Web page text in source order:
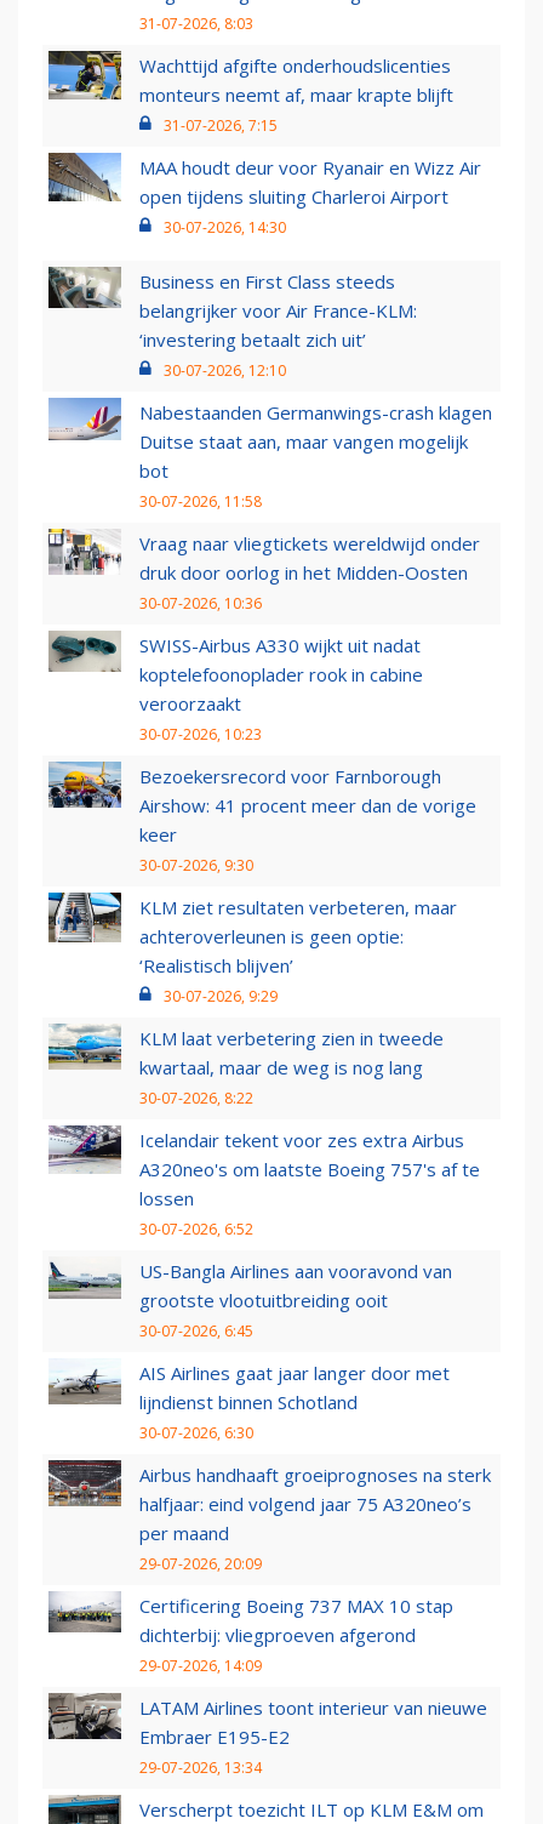
31-07-2026, 8:03
Wachttijd afgifte onderhoudslicenties
monteurs neemt af, maar krapte blijft
31-07-2026, 7:15
MAA houdt deur voor Ryanair en Wizz Air
open tijdens sluiting Charleroi Airport
30-07-2026, 14:30
Business en First Class steeds
belangrijker voor Air France-KLM:
‘investering betaalt zich uit’
30-07-2026, 12:10
Nabestaanden Germanwings-crash klagen
Duitse staat aan, maar vangen mogelijk
bot
30-07-2026, 11:58
Vraag naar vliegtickets wereldwijd onder
druk door oorlog in het Midden-Oosten
30-07-2026, 10:36
SWISS-Airbus A330 wijkt uit nadat
koptelefoonoplader rook in cabine
veroorzaakt
30-07-2026, 10:23
Bezoekersrecord voor Farnborough
Airshow: 41 procent meer dan de vorige
keer
30-07-2026, 9:30
KLM ziet resultaten verbeteren, maar
achteroverleunen is geen optie:
‘Realistisch blijven’
30-07-2026, 9:29
KLM laat verbetering zien in tweede
kwartaal, maar de weg is nog lang
30-07-2026, 8:22
Icelandair tekent voor zes extra Airbus
A320neo's om laatste Boeing 757's af te
lossen
30-07-2026, 6:52
US-Bangla Airlines aan vooravond van
grootste vlootuitbreiding ooit
30-07-2026, 6:45
AIS Airlines gaat jaar langer door met
lijndienst binnen Schotland
30-07-2026, 6:30
Airbus handhaaft groeiprognoses na sterk
halfjaar: eind volgend jaar 75 A320neo’s
per maand
29-07-2026, 20:09
Certificering Boeing 737 MAX 10 stap
dichterbij: vliegproeven afgerond
29-07-2026, 14:09
LATAM Airlines toont interieur van nieuwe
Embraer E195-E2
29-07-2026, 13:34
Verscherpt toezicht ILT op KLM E&M om